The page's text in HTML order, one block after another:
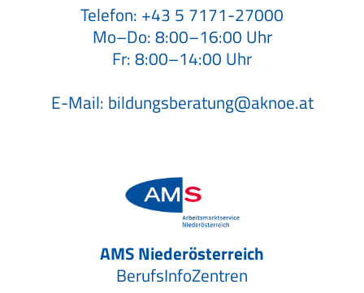
Telefon: +43 5 7171-27000
Mo–Do: 8:00–16:00 Uhr
Fr: 8:00–14:00 Uhr
E-Mail: bildungsberatung@aknoe.at
AMS Niederösterreich
BerufsInfoZentren